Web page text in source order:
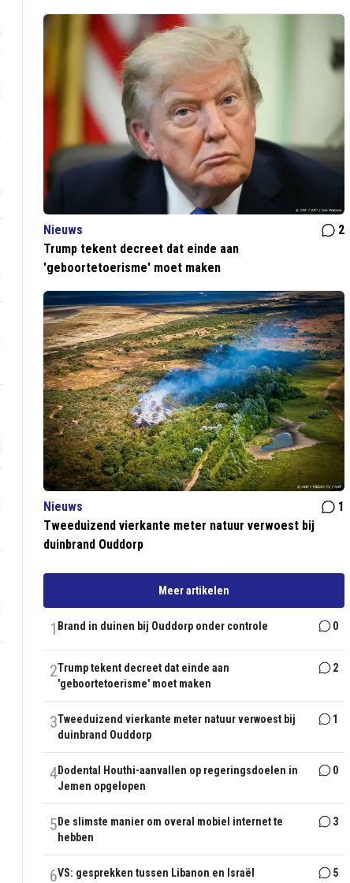
Nieuws
2
Trump tekent decreet dat einde aan
'geboortetoerisme' moet maken
Nieuws
1
Tweeduizend vierkante meter natuur verwoest bij
duinbrand Ouddorp
Meer artikelen
1 Brand in duinen bij Ouddorp onder controle 0
2Trump tekent decreet dat einde aan
'geboortetoerisme' moet maken
2
3Tweeduizend vierkante meter natuur verwoest bij
duinbrand Ouddorp
1
4Dodental Houthi-aanvallen op regeringsdoelen in
Jemen opgelopen
0
5 De slimste manier om overal mobiel internet te
hebben
3
6VS: gesprekken tussen Libanon en Israël
5